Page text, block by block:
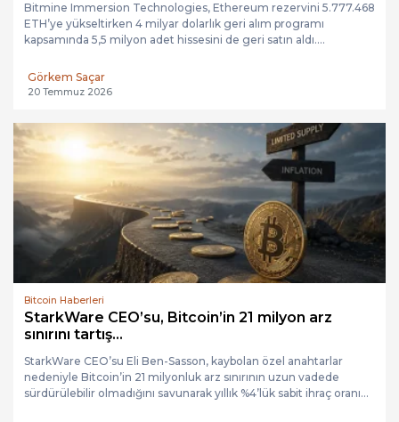
Bitmine Immersion Technologies, Ethereum rezervini 5.777.468
ETH’ye yükseltirken 4 milyar dolarlık geri alım programı
kapsamında 5,5 milyon adet hissesini de geri satın aldı....
Görkem Saçar
20 Temmuz 2026
Bitcoin Haberleri
StarkWare CEO’su, Bitcoin’in 21 milyon arz
sınırını tartış...
StarkWare CEO’su Eli Ben-Sasson, kaybolan özel anahtarlar
nedeniyle Bitcoin’in 21 milyonluk arz sınırının uzun vadede
sürdürülebilir olmadığını savunarak yıllık %4’lük sabit ihraç oranı...